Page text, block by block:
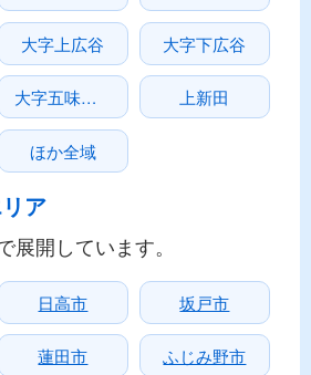
大字上広谷 大字下広谷
大字五味ヶ谷 上新田
ほか全域
ア
展開しています。
日高市 坂戸市
蓮田市 ふじみ野市